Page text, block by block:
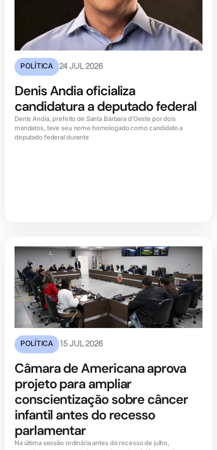
POLÍTICA 24 JUL 2026
Denis Andia oficializa
candidatura a deputado federal
Denis Andia, prefeito de Santa Bárbara d’Oeste por dois
mandatos, teve seu nome homologado como candidato a
deputado federal durante
POLÍTICA 15 JUL 2026
Câmara de Americana aprova
projeto para ampliar
conscientização sobre câncer
infantil antes do recesso
parlamentar
Na última sessão ordinária antes do recesso de julho,